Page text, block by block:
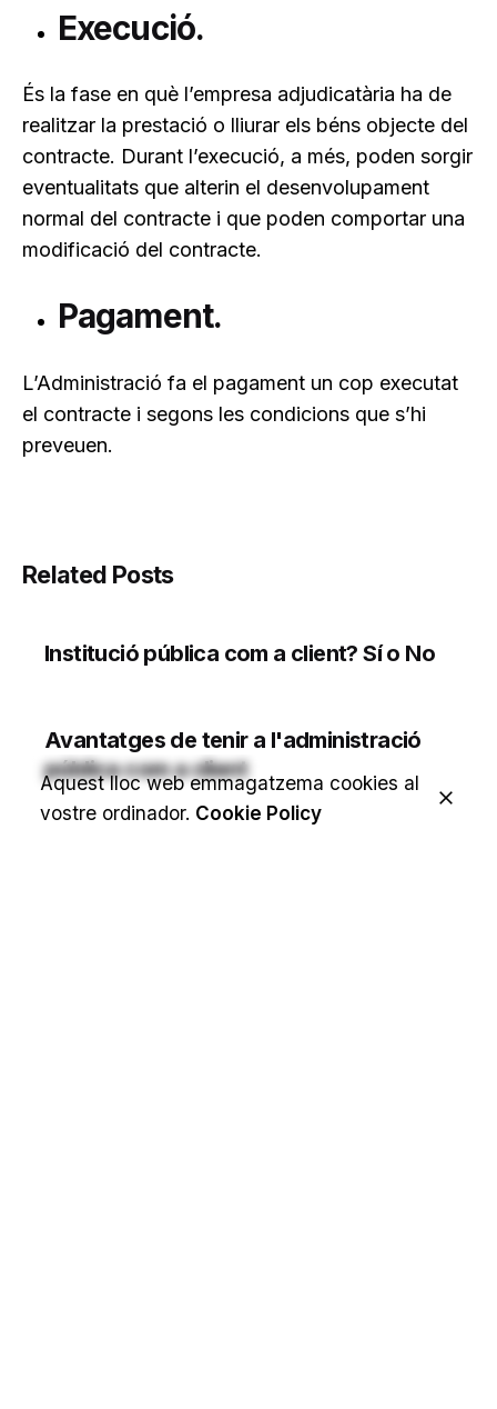
Execució.
És la fase en què l’empresa adjudicatària ha de
realitzar la prestació o lliurar els béns objecte del
contracte. Durant l’execució, a més, poden sorgir
eventualitats que alterin el desenvolupament
normal del contracte i que poden comportar una
modificació del contracte.
Pagament.
L’Administració fa el pagament un cop executat
el contracte i segons les condicions que s’hi
preveuen.
Related Posts
Institució pública com a client? Sí o No
Avantatges de tenir a l'administració
pública com a client
Aquest lloc web emmagatzema cookies al
vostre ordinador. Cookie Policy